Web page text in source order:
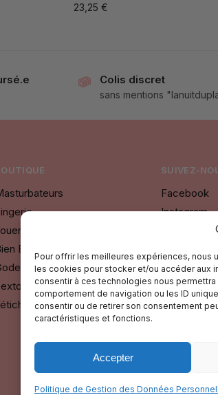
Pour offrir les meilleures expériences, nous
les cookies pour stocker et/ou accéder aux
consentir à ces technologies nous
comportement de navigation ou les ID
consentir ou de retirer son consentement
caractéristiques et fonctions.
Accepter
Politique de Gestion des Données
23,25€
Colis discret
sans mentions
à 2
Etre
SM
SUIVEZ-
Facebook
Instagram